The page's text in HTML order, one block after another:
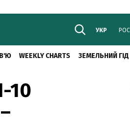
УКР РОС
WEEKLY CHARTS ЗЕМЕЛЬНИЙ ГІД
10